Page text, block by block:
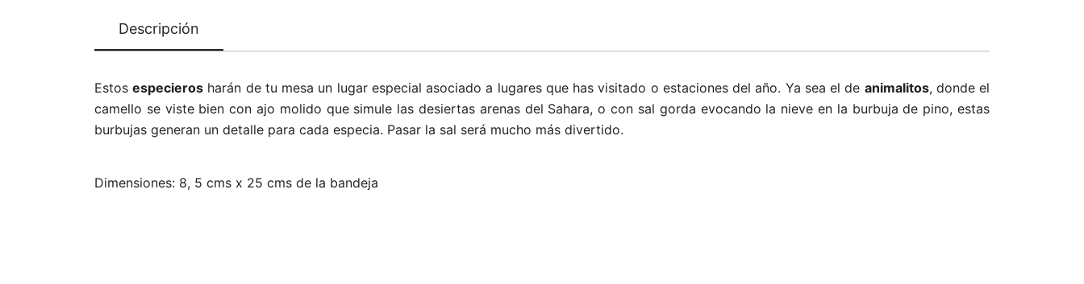
Descripción
Estosespecieros harán de tu mesa un lugar especial asociado a lugares que has visitado o estaciones del año. Ya sea el de animalitos, donde el
camello se viste bien con ajo molido que simule las desiertas arenas del Sahara, o con sal gorda evocando la nieve en la burbuja de pino, estas
burbujas generan un detalle para cada especia. Pasar la sal será mucho más divertido.
Dimensiones: 8, 5 cms x 25 cms de la bandeja